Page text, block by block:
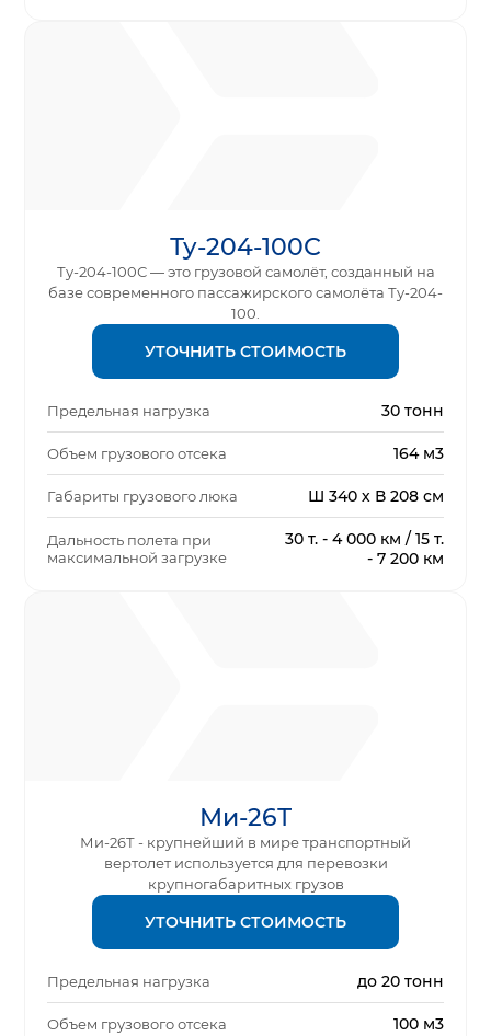
Ту-204-100С
Ту-204-100С — это грузовой самолёт, созданный на
базе современного пассажирского самолёта Ту-204-
100.
УТОЧНИТЬ СТОИМОСТЬ
Предельная нагрузка 30 тонн
Объем грузового отсека 164 м3
Габариты грузового люка Ш 340 х В 208 см
Дальность полета при
максимальной загрузке
30 т. - 4 000 км / 15 т.
- 7 200 км
Ми-26Т
Ми-26Т - крупнейший в мире транспортный
вертолет используется для перевозки
крупногабаритных грузов
УТОЧНИТЬ СТОИМОСТЬ
Предельная нагрузка до 20 тонн
Объем грузового отсека 100 м3